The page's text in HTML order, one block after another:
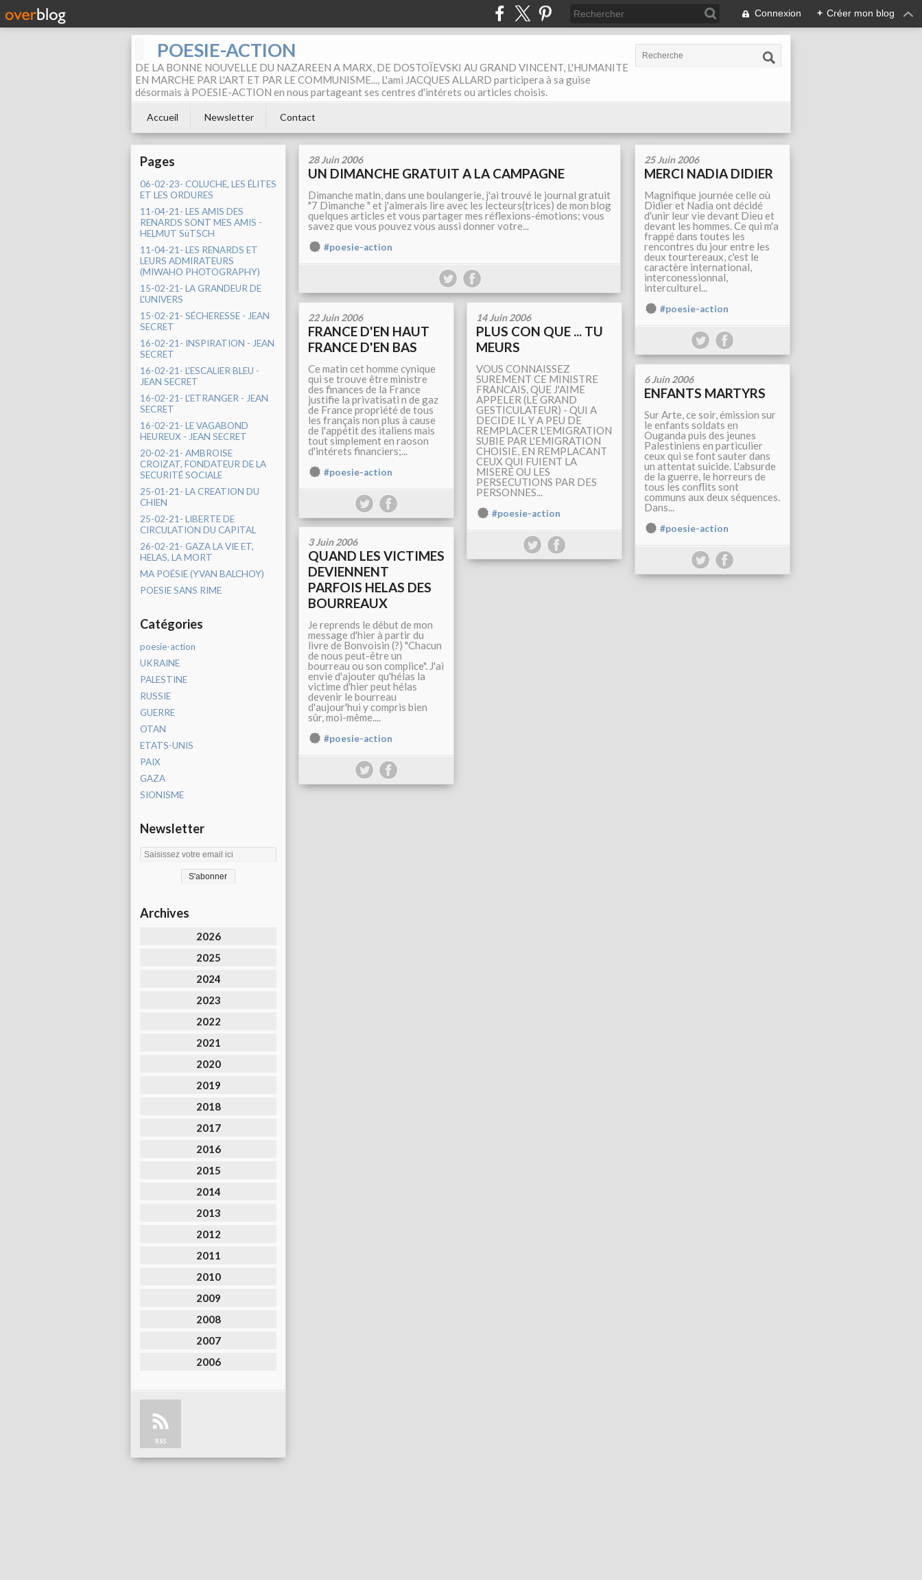
Connexion + Créer mon blog
POESIE-ACTION
DE LA BONNE NOUVELLE DU NAZAREEN A MARX, DE DOSTOÏEVSKI AU GRAND VINCENT, L'HUMANITE
EN MARCHE PAR L'ART ET PAR LE COMMUNISME..., L'ami JACQUES ALLARD participera à sa guise
désormais à POESIE-ACTION en nous partageant ses centres d'intérets ou articles choisis.
Accueil Newsletter Contact
Pages
06-02-23- COLUCHE, LES ÉLITES
ET LES ORDURES
11-04-21- LES AMIS DES
RENARDS SONT MES AMIS -
HELMUT SüTSCH
11-04-21- LES RENARDS ET
LEURS ADMIRATEURS
(MIWAHO PHOTOGRAPHY)
15-02-21- LA GRANDEUR DE
L'UNIVERS
15-02-21- SÉCHERESSE - JEAN
SECRET
16-02-21- INSPIRATION - JEAN
SECRET
16-02-21- L'ESCALIER BLEU -
JEAN SECRET
16-02-21- L'ETRANGER - JEAN
SECRET
16-02-21- LE VAGABOND
HEUREUX - JEAN SECRET
20-02-21- AMBROISE
CROIZAT, FONDATEUR DE LA
SECURITÉ SOCIALE
25-01-21- LA CREATION DU
CHIEN
25-02-21- LIBERTE DE
CIRCULATION DU CAPITAL
26-02-21- GAZA LA VIE ET,
HELAS, LA MORT
MA POÉSIE (YVAN BALCHOY)
POESIE SANS RIME
Catégories
poesie-action
UKRAINE
PALESTINE
RUSSIE
GUERRE
OTAN
ETATS-UNIS
PAIX
GAZA
SIONISME
Newsletter
Archives
2026
2025
2024
2023
2022
2021
2020
2019
2018
2017
2016
2015
2014
2013
2012
2011
2010
2009
2008
2007
2006
RSS
28 Juin 2006
UN DIMANCHE GRATUIT A LA CAMPAGNE
Dimanche matin, dans une boulangerie, j'ai trouvé le journal gratuit
"7 Dimanche " et j'aimerais lire avec les lecteurs(trices) de mon blog
quelques articles et vous partager mes réflexions-émotions; vous
savez que vous pouvez vous aussi donner votre...
#poesie-action
25 Juin 2006
MERCI NADIA DIDIER
Magnifique journée celle où
Didier et Nadia ont décidé
d'unir leur vie devant Dieu et
devant les hommes. Ce qui m'a
frappé dans toutes les
rencontres du jour entre les
deux tourtereaux, c'est le
caractère international,
interconessionnal,
interculturel...
#poesie-action
22 Juin 2006
FRANCE D'EN HAUT
FRANCE D'EN BAS
Ce matin cet homme cynique
qui se trouve être ministre
des finances de la France
justifie la privatisati n de gaz
de France propriété de tous
les français non plus à cause
de l'appétit des italiens mais
tout simplement en raoson
d'intérets financiers;...
#poesie-action
14 Juin 2006
PLUS CON QUE ... TU
MEURS
VOUS CONNAISSEZ
SUREMENT CE MINISTRE
FRANCAIS, QUE J'AIME
APPELER (LE GRAND
GESTICULATEUR) - QUI A
DECIDE IL Y A PEU DE
REMPLACER L'EMIGRATION
SUBIE PAR L'EMIGRATION
CHOISIE, EN REMPLACANT
CEUX QUI FUIENT LA
MISERE OU LES
PERSECUTIONS PAR DES
PERSONNES...
#poesie-action
6 Juin 2006
ENFANTS MARTYRS
Sur Arte, ce soir, émission sur
le enfants soldats en
Ouganda puis des jeunes
Palestiniens en particulier
ceux qui se font sauter dans
un attentat suicide. L'absurde
de la guerre, le horreurs de
tous les conflits sont
communs aux deux séquences.
Dans...
#poesie-action
3 Juin 2006
QUAND LES VICTIMES
DEVIENNENT
PARFOIS HELAS DES
BOURREAUX
Je reprends le début de mon
message d'hier à partir du
livre de Bonvoisin (?) "Chacun
de nous peut-être un
bourreau ou son complice". J'ai
envie d'ajouter qu'hélas la
victime d'hier peut hélas
devenir le bourreau
d'aujour'hui y compris bien
sûr, moi-même....
#poesie-action